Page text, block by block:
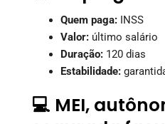
Quem paga: INSS
Valor: último salário
Duração: 120 dias
Estabilidade:
💻 MEI,